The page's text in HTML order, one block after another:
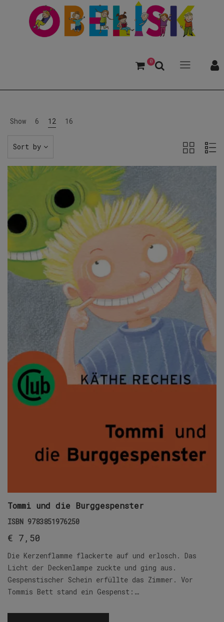
0
Show 6 12 16
Sort by
Tommi und die Burggespenster
ISBN 9783851976250
€ 7,50
Die Kerzenflamme flackerte auf und erlosch. Das
Licht der Deckenlampe zuckte und ging aus.
Gespenstischer Schein erfüllte das Zimmer. Vor
Tommis Bett stand ein Gespenst:…